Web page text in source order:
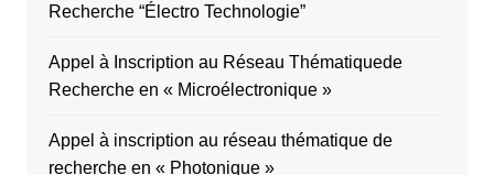
Recherche “Électro Technologie”
Appel à Inscription au Réseau Thématiquede
Recherche en « Microélectronique »
Appel à inscription au réseau thématique de
recherche en « Photonique »